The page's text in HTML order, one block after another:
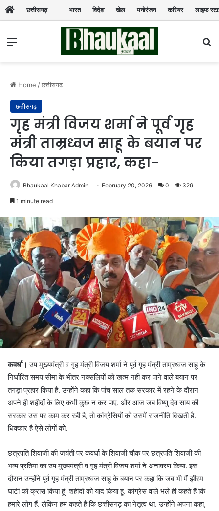
छत्तीसगढ़ भारत विदेश खेल मनोरंजन करियर लाइफ
Menu
Home /छत्तीसगढ़
छत्तीसगढ़
गृह मंत्री विजय शर्मा ने पूर्व गृह
मंत्री ताम्रध्वज साहू के बयान पर
किया तगड़ा प्रहार, कहा-
Bhaukaal Khabar Admin February 20, 2026 0 329
1 minute read
कवर्धा। उप मुख्यमंत्री व गृह मंत्री विजय शर्मा ने पूर्व गृह मंत्री ताम्रध्वज साहू के
निर्धारित समय सीमा के भीतर नक्सलियों को खत्म नहीं कर पाने वाले बयान पर
तगड़ा प्रहार किया है. उन्होंने कहा कि पांच साल तक सरकार में रहने के दौरान
अपने ही शहीदों के लिए कभी कुछ न कर पाए. और आज जब विष्णु देव साय की
सरकार उस पर काम कर रही है, तो कांग्रेसियों को उसमें राजनीति दिखती है.
धिक्कार है ऐसे लोगों को.
छत्रपति शिवाजी की जयंती पर कवर्धा के शिवाजी चौक पर छत्रपति शिवाजी की
भव्य प्रतिमा का उप मुख्यमंत्री व गृह मंत्री विजय शर्मा ने अनावरण किया. इस
दौरान उन्होंने पूर्व गृह मंत्री ताम्रध्वज साहू के बयान पर कहा कि जब भी मैं झीरम
घाटी को क्रास किया हूं, शहीदों को याद किया हूं. कांग्रेस वाले भले ही कहते हैं कि
हमारे लोग हैं. लेकिन हम कहते हैं कि छत्तीसगढ़ का नेतृत्व था. उन्होंने अपना कहा,